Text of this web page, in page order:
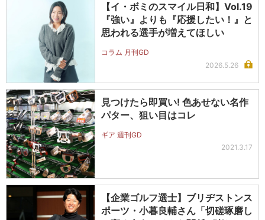
【イ・ボミのスマイル日和】Vol.19
『強い』よりも『応援したい！』と
思われる選手が増えてほしい
コラム 月刊GD
2026.5.26
見つけたら即買い! 色あせない名作
パター、狙い目はコレ
ギア 週刊GD
2021.3.17
【企業ゴルフ選士】ブリヂストンス
ポーツ・小暮良輔さん「切磋琢磨し